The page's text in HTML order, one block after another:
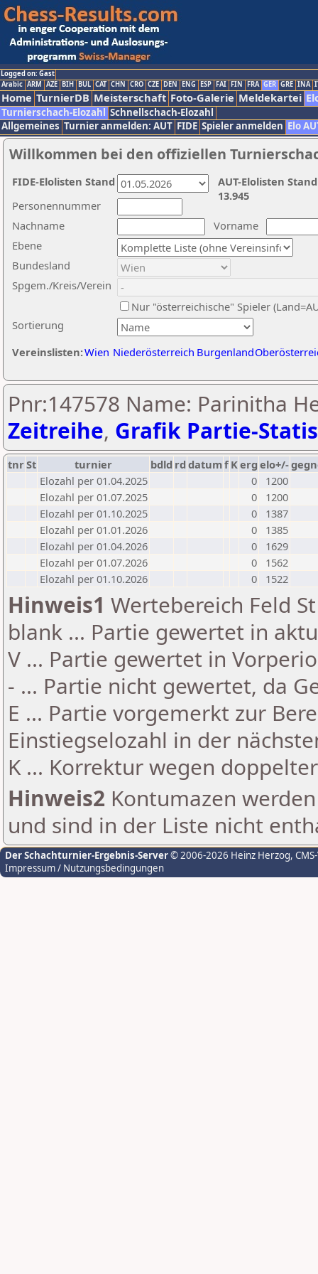
Logged on: Gast
Arabic ARM AZE BIH BUL CAT CHN CRO CZE DEN ENG ESP FAI FIN FRA GER GRE INA
Home TurnierDB Meisterschaft Foto-Galerie Meldekartei
Turnierschach-Elozahl Schnellschach-Elozahl
Allgemeines Turnier anmelden: AUT FIDE Spieler anmelden Elo
Willkommen bei den offiziellen
Nachname
Vorname
Ebene
Sortierung
Personennummer
Bundesland
Spgem./Kreis/Verein
Nur "österreichische" Spieler
Vereinslisten:Wien Niederösterreich Burgenland
AUT-Elolisten
13.945
FIDE-Elolisten Stand
Pnr:147578 Name: Parinitha
Zeitreihe, Grafik Partie-
tnrSt turnier bdld rd datumf Kerg elo+/-
Elozahl per 01.04.2025
0
1200
Elozahl per 01.07.2025
0
1200
Elozahl per 01.10.2025
0
1387
Elozahl per 01.01.2026
0
1385
Elozahl per 01.04.2026
0
1629
Elozahl per 01.07.2026
0
1562
Elozahl per 01.10.2026
0 1522
Hinweis1 Wertebereich Feld
blank ... Partie gewertet in
V ... Partie gewertet in
- ... Partie nicht gewertet, da
E ... Partie vorgemerkt zur
Einstiegselozahl in der
K ... Korrektur wegen
Hinweis2 Kontumazen
und sind in der Liste nicht
Der Schachturnier-Ergebnis-Server© 2006-2026 Heinz Herzog,
Impressum / Nutzungsbedingungen